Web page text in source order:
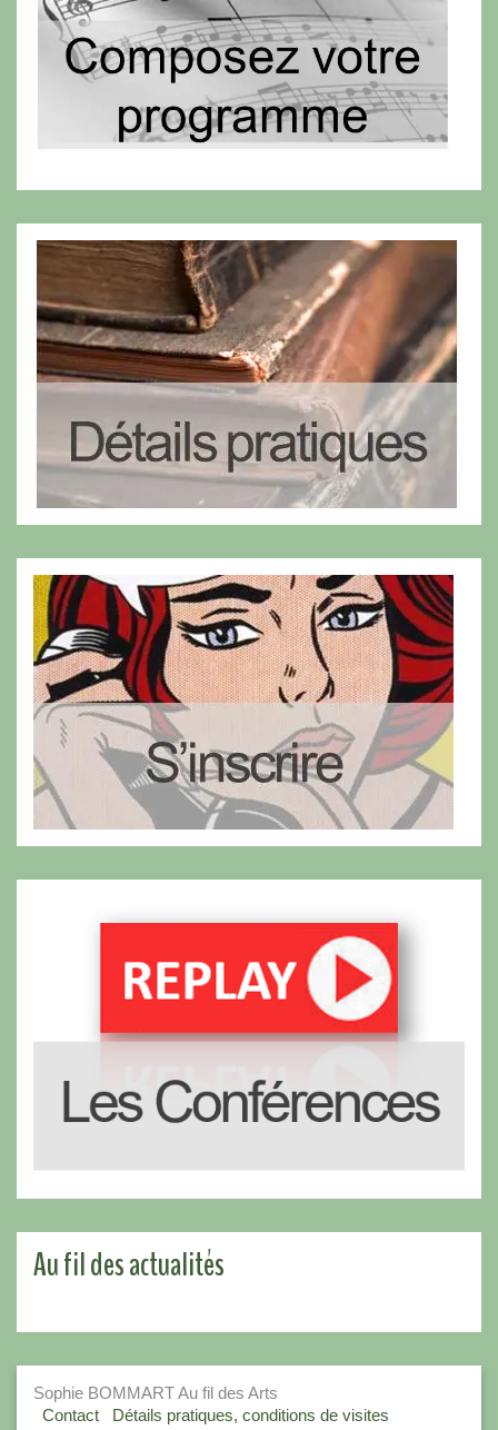
Au fil des actualités
Sophie BOMMART Au fil des Arts
Contact
Détails pratiques, conditions de visites